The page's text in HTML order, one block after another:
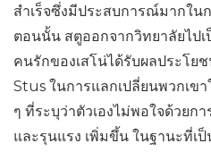
สำเร็จซึ่งมีประสบการณ์มากใน
ตอนนั้น สตูออกจากวิทยาลัยไป
คนรักของเสโน่ได้รับผลประโย
Stus ในการแลกเปลี่ยนพวกเข
ๆ ที่ระบุว่าตัวเองไม่พอใจด้วยก
และรุนแรง เพิ่มขึ้น ในฐานะที่เ